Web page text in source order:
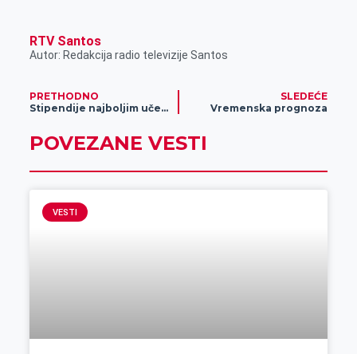
RTV Santos
Autor: Redakcija radio televizije Santos
PRETHODNO
Stipendije najboljim učenicima i studentima
SLEDEĆE
Vremenska prognoza
POVEZANE VESTI
VESTI